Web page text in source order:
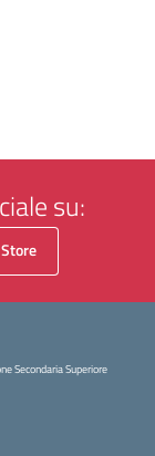
su:
Secondaria Superiore